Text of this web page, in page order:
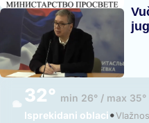
32° min 26° / max 35°
Isprekidani oblaci•